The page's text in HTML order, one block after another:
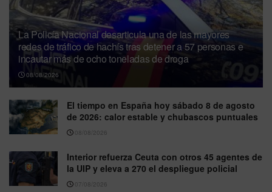
La Policía Nacional desarticula una de las mayores
redes de tráfico de hachís tras detener a 57 personas e
incautar más de ocho toneladas de droga
08/08/2026
El tiempo en España hoy sábado 8 de agosto
de 2026: calor estable y chubascos puntuales
08/08/2026
Interior refuerza Ceuta con otros 45 agentes de
la UIP y eleva a 270 el despliegue policial
07/08/2026